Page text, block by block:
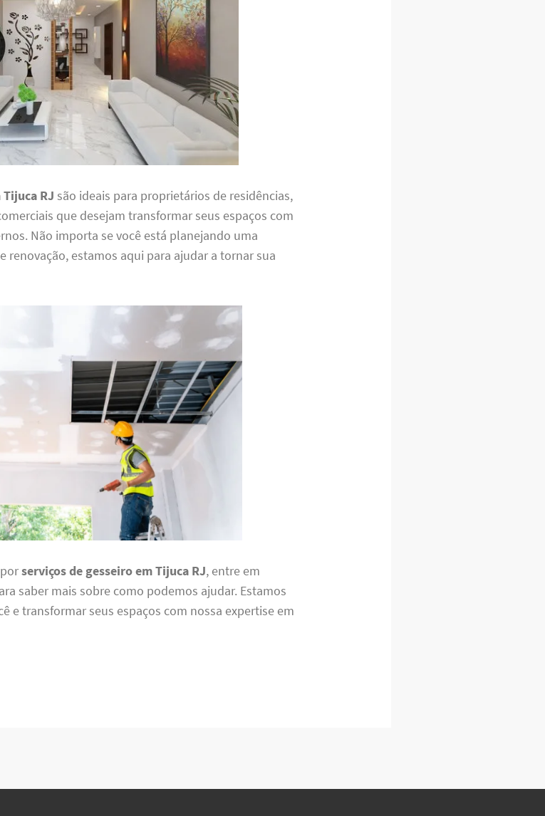
RJ são ideais para proprietários de residências,
que desejam transformar seus espaços com
Não importa se você está planejando uma
renovação, estamos aqui para ajudar a tornar sua
porserviços de gesseiro em Tijuca RJ, entre em
saber mais sobre como podemos ajudar. Estamos
e transformar seus espaços com nossa expertise em